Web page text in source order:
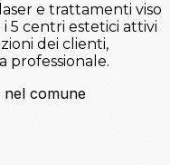
e trattamenti viso
5 centri estetici attivi
dei clienti,
professionale.
nel comune